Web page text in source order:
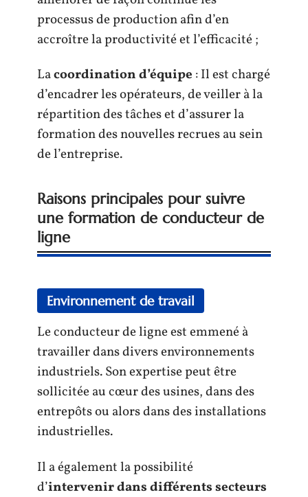
processus de production afin d’en
accroître la productivité et l’efficacité ;
Lacoordination d’équipe : Il est chargé
d’encadrer les opérateurs, de veiller à la
répartition des tâches et d’assurer la
formation des nouvelles recrues au sein
de l’entreprise.
Raisons principales pour suivre
une formation de conducteur de
ligne
Environnement de travail
Le conducteur de ligne est emmené à
travailler dans divers environnements
industriels. Son expertise peut être
sollicitée au cœur des usines, dans des
entrepôts ou alors dans des installations
industrielles.
Il a également la possibilité
d’intervenir dans différents secteurs